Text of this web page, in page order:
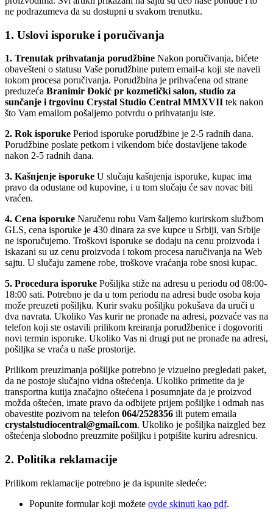
ne podrazumeva da su dostupni u svakom trenutku.
1. Uslovi isporuke i poručivanja
1. Trenutak prihvatanja porudžbine Nakon poručivanja, bićete
obavešteni o statusu Vaše porudžbine putem email-a koji ste naveli
tokom procesa poručivanja. Porudžbina je prihvaćena od strane
preduzeća Branimir Đokić pr kozmetički salon, studio za
sunčanje i trgovinu Crystal Studio Central MMXVII tek nakon
što Vam emailom pošaljemo potvrdu o prihvatanju iste.
2. Rok isporuke Period isporuke porudžbine je 2-5 radnih dana.
Porudžbine poslate petkom i vikendom biće dostavljene takođe
nakon 2-5 radnih dana.
3. Kašnjenje isporuke U slučaju kašnjenja isporuke, kupac ima
pravo da odustane od kupovine, i u tom slučaju će sav novac biti
vraćen.
4. Cena isporuke Naručenu robu Vam šaljemo kurirskom službom
GLS, cena isporuke je 430 dinara za sve kupce u Srbiji, van Srbije
ne isporučujemo. Troškovi isporuke se dodaju na cenu proizvoda i
iskazani su uz cenu proizvoda i tokom procesa naručivanja na Web
sajtu. U slučaju zamene robe, troškove vraćanja robe snosi kupac.
5. Procedura isporuke Pošiljka stiže na adresu u periodu od 08:00-
18:00 sati. Potrebno je da u tom periodu na adresi bude osoba koja
može preuzeti pošiljku. Kurir svaku pošiljku pokušava da uruči u
dva navrata. Ukoliko Vas kurir ne pronađe na adresi, pozvaće vas na
telefon koji ste ostavili prilikom kreiranja porudžbenice i dogovoriti
novi termin isporuke. Ukoliko Vas ni drugi put ne pronađe na adresi,
pošiljka se vraća u naše prostorije.
Prilikom preuzimanja pošiljke potrebno je vizuelno pregledati paket,
da ne postoje slučajno vidna oštećenja. Ukoliko primetite da je
transportna kutija značajno oštećena i posumnjate da je proizvod
možda oštećen, imate pravo da odbijete prijem pošiljke i odmah nas
obavestite pozivom na telefon 064/2528356 ili putem emaila
crystalstudiocentral@gmail.com. Ukoliko je pošiljka naizgled bez
oštećenja slobodno preuzmite pošiljku i potpišite kuriru adresnicu.
2. Politika reklamacije
Prilikom reklamacije potrebno je da ispunite sledeće:
Popunite formular koji možete ovde skinuti kao pdf.